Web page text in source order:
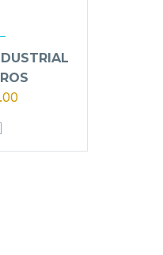
El
es: